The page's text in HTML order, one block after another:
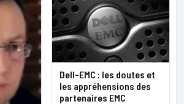
Dell-EMC : les doutes et
les appréhensions des
partenaires EMC